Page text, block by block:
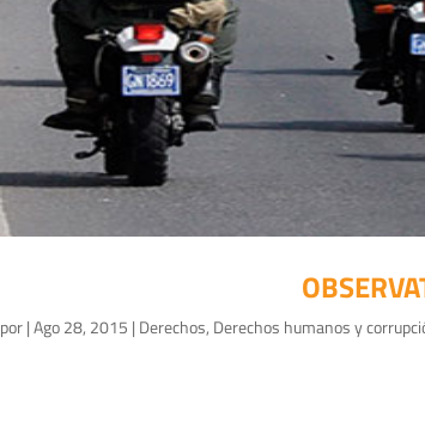
por|Ago 28, 2015 | Derechos, Derechos humanos y